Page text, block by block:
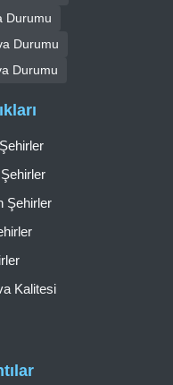
Durumu
Durumu
Şehirler
Kalitesi